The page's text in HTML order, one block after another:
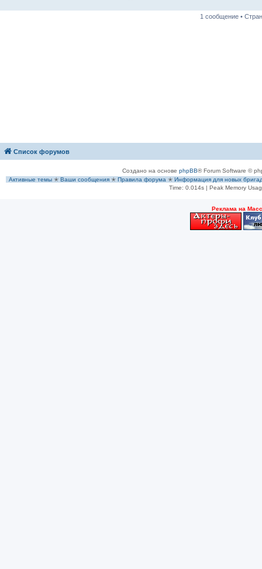
1 сообщение •
Список форумов
Создано на основе phpBB® Forum Software ©
Активные темы ✭ Ваши сообщения ✭ Правила форума ✭ Информация для новых
Time: 0.014s| Peak Memory
Рeклама на